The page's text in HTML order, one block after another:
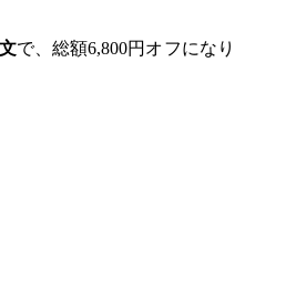
で、総額6,800円オフになり